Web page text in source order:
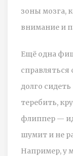
зоны мозга,
внимание и
Ещё одна
долго
теребить,
флиппер —
шумит и не
Например, у